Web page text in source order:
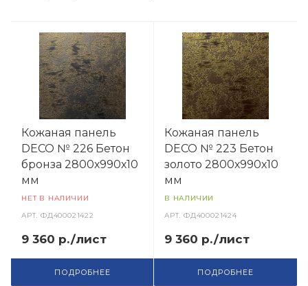
Кожаная панель
DECO № 226 Бетон
бронза 2800х990х10
мм
НЕТ В НАЛИЧИИ
АРТ.ФД400021422
9 360 р./лист
ПОДРОБНЕЕ
Кожаная панель
DECO № 223 Бетон
золото 2800х990х10
мм
В НАЛИЧИИ
АРТ.ФД400021424
9 360 р./лист
ПОДРОБНЕЕ